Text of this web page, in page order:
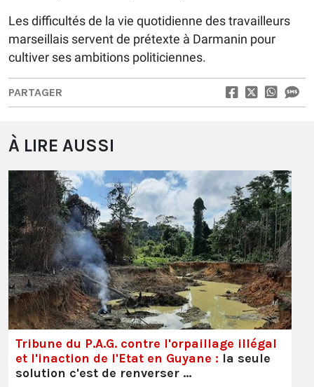
Les difficultés de la vie quotidienne des travailleurs
marseillais servent de prétexte à Darmanin pour
cultiver ses ambitions politiciennes.
PARTAGER
À LIRE AUSSI
Tribune du P.A.G. contre l'orpaillage illégal
et l'inaction de l'Etat en Guyane : la seule
solution c'est de renverser …